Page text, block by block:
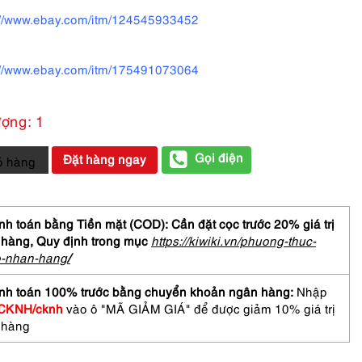
www.ebay.com/itm/124545933452
www.ebay.com/itm/175491073064
1
hàng Đặt hàng ngay Gọi điện
toán bằng Tiền mặt (COD): Cần đặt cọc trước 20% giá trị
Quy định trong mục https://kiwiki.vn/phuong-thuc-
nhan-hang/
toán 100% trước bằng chuyển khoản ngân hàng: Nhập
cknh vào ô "MÃ GIẢM GIÁ" để được giảm 10% giá trị